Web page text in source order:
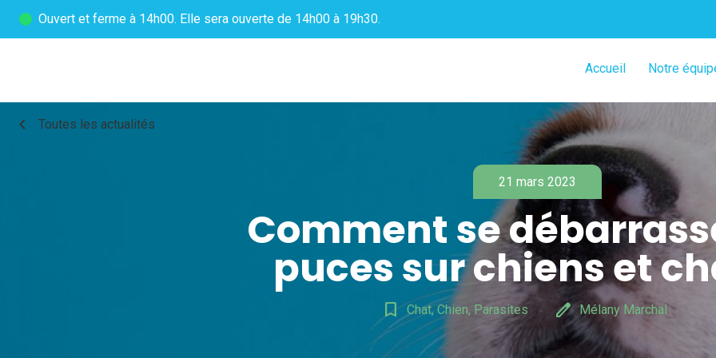
Ouvert et ferme à 14h00. Elle sera ouverte de 14h00 à 19h30.
Accueil Notre
chevron_left Toutes les actualités
21 mars 2023
Comment se
puces sur chiens et
bookmark_border Chat, Chien, Parasites edit Mélany Marchal